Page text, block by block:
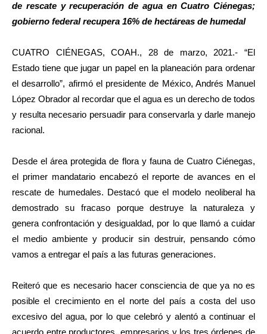
de rescate y recuperación de agua en Cuatro Ciénegas;
gobierno federal recupera 16% de hectáreas de humedal
CUATRO CIÉNEGAS, COAH., 28 de marzo, 2021.- “El
Estado tiene que jugar un papel en la planeación para ordenar
el desarrollo”, afirmó el presidente de México, Andrés Manuel
López Obrador al recordar que el agua es un derecho de todos
y resulta necesario persuadir para conservarla y darle manejo
racional.
Desde el área protegida de flora y fauna de Cuatro Ciénegas,
el primer mandatario encabezó el reporte de avances en el
rescate de humedales. Destacó que el modelo neoliberal ha
demostrado su fracaso porque destruye la naturaleza y
genera confrontación y desigualdad, por lo que llamó a cuidar
el medio ambiente y producir sin destruir, pensando cómo
vamos a entregar el país a las futuras generaciones.
Reiteró que es necesario hacer consciencia de que ya no es
posible el crecimiento en el norte del país a costa del uso
excesivo del agua, por lo que celebró y alentó a continuar el
acuerdo entre productores, empresarios y los tres órdenes de